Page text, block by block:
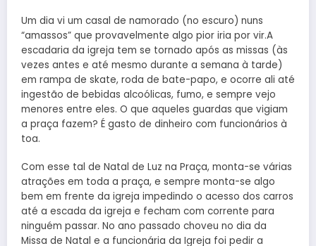
Um dia vi um casal de namorado (no escuro) nuns
“amassos” que provavelmente algo pior iria por vir.A
escadaria da igreja tem se tornado após as missas (às
vezes antes e até mesmo durante a semana à tarde)
em rampa de skate, roda de bate-papo, e ocorre ali até
ingestão de bebidas alcoólicas, fumo, e sempre vejo
menores entre eles. O que aqueles guardas que vigiam
a praça fazem? É gasto de dinheiro com funcionários à
toa.
Com esse tal de Natal de Luz na Praça, monta-se várias
atrações em toda a praça, e sempre monta-se algo
bem em frente da igreja impedindo o acesso dos carros
até a escada da igreja e fecham com corrente para
ninguém passar. No ano passado choveu no dia da
Missa de Natal e a funcionária da Igreja foi pedir a